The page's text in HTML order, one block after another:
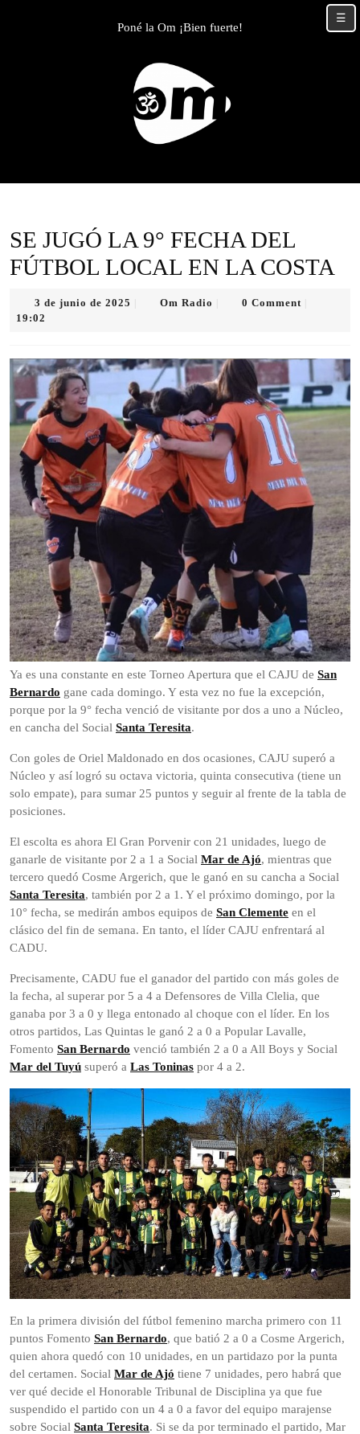
Poné la Om ¡Bien fuerte!
SE JUGÓ LA 9° FECHA DEL
FÚTBOL LOCAL EN LA COSTA
3 de junio de 2025
2025
Om Radio 0 Comment
19:02
Ya es una constante en este Torneo Apertura que el CAJU de San
Bernardo gane cada domingo. Y esta vez no fue la excepción,
porque por la 9° fecha venció de visitante por dos a uno a Núcleo,
en cancha del Social Santa Teresita.
Con goles de Oriel Maldonado en dos ocasiones, CAJU superó a
Núcleo y así logró su octava victoria, quinta consecutiva (tiene un
solo empate), para sumar 25 puntos y seguir al frente de la tabla de
posiciones.
El escolta es ahora El Gran Porvenir con 21 unidades, luego de
ganarle de visitante por 2 a 1 a Social Mar de Ajó, mientras que
tercero quedó Cosme Argerich, que le ganó en su cancha a Social
Santa Teresita, también por 2 a 1. Y el próximo domingo, por la
10° fecha, se medirán ambos equipos de San Clemente en el
clásico del fin de semana. En tanto, el líder CAJU enfrentará al
CADU.
Precisamente, CADU fue el ganador del partido con más goles de
la fecha, al superar por 5 a 4 a Defensores de Villa Clelia, que
ganaba por 3 a 0 y llega entonado al choque con el líder. En los
otros partidos, Las Quintas le ganó 2 a 0 a Popular Lavalle,
Fomento San Bernardo venció también 2 a 0 a All Boys y Social
Mar del Tuyú superó a Las Toninas por 4 a 2.
En la primera división del fútbol femenino marcha primero con 11
puntos Fomento San Bernardo, que batió 2 a 0 a Cosme Argerich,
quien ahora quedó con 10 unidades, en un partidazo por la punta
del certamen. Social Mar de Ajó tiene 7 unidades, pero habrá que
ver qué decide el Honorable Tribunal de Disciplina ya que fue
suspendido el partido con un 4 a 0 a favor del equipo marajense
sobre Social Santa Teresita. Si se da por terminado el partido, Mar
☰